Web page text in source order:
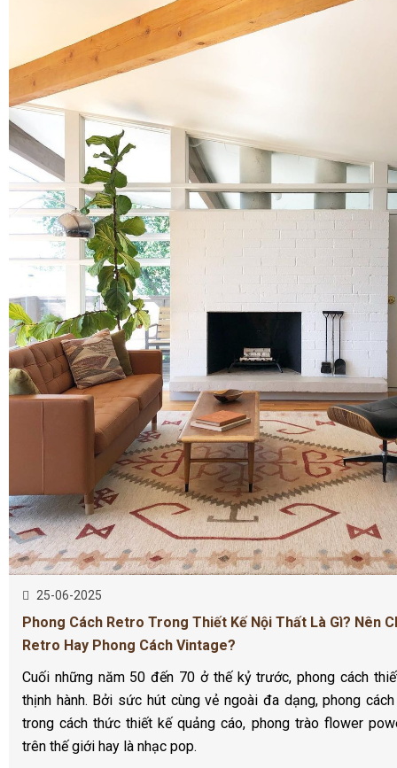
25-06-2025
Phong Cách Retro Trong Thiết Kế Nội Thất Là Gì? Nên
Retro Hay Phong Cách Vintage?
Cuối những năm 50 đến 70 ở thế kỷ trước, phong cách
thịnh hành. Bởi sức hút cùng vẻ ngoài đa dạng, phong
trong cách thức thiết kế quảng cáo, phong trào flower
trên thế giới hay là nhạc pop.